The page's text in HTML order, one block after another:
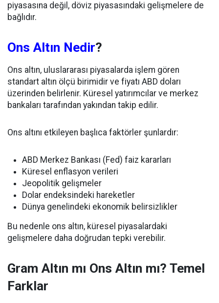
piyasasına değil, döviz piyasasındaki gelişmelere de
bağlıdır.
Ons Altın Nedir?
Ons altın, uluslararası piyasalarda işlem gören
standart altın ölçü birimidir ve fiyatı ABD doları
üzerinden belirlenir. Küresel yatırımcılar ve merkez
bankaları tarafından yakından takip edilir.
Ons altını etkileyen başlıca faktörler şunlardır:
ABD Merkez Bankası (Fed) faiz kararları
Küresel enflasyon verileri
Jeopolitik gelişmeler
Dolar endeksindeki hareketler
Dünya genelindeki ekonomik belirsizlikler
Bu nedenle ons altın, küresel piyasalardaki
gelişmelere daha doğrudan tepki verebilir.
Gram Altın mı Ons Altın mı? Temel
Farklar